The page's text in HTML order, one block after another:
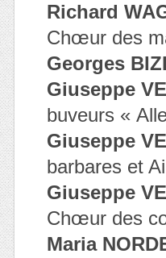
Richard
Chœur des
Georges
Giuseppe
buveurs «
Giuseppe
barbares et
Giuseppe
Chœur des
Maria